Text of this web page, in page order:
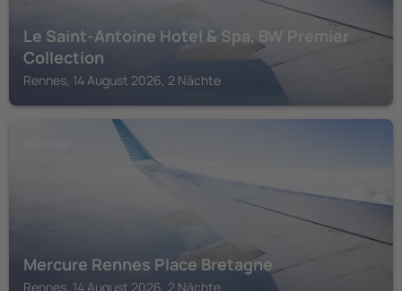
Le Saint-Antoine Hotel & Spa, BW Premier
Collection
Rennes, 14 August 2026, 2 Nächte
Mercure Rennes Place Bretagne
Rennes, 14 August 2026, 2 Nächte